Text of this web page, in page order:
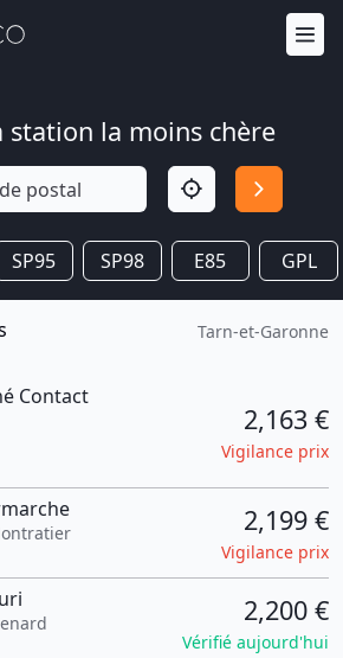
station la moins chère
SP95 SP98 E85 GPL
Tarn-et-Garonne
Contact
2,163 €
Vigilance prix
2,199 €
Vigilance prix
2,200 €
Vérifié aujourd'hui